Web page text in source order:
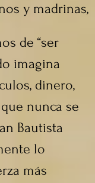
y madrinas,
de “ser
imagina
dinero,
nunca se
Bautista
lo
más